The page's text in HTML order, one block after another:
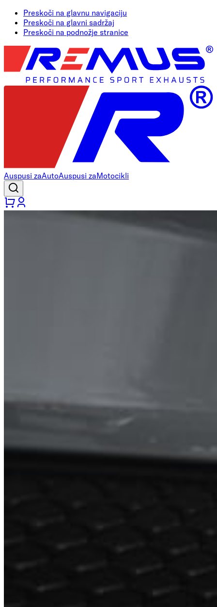
Preskoči na glavnu navigaciju
Preskoči na glavni sadržaj
Preskoči na podnožje stranice
Auspusi zaAutoAuspusi zaMotocikli